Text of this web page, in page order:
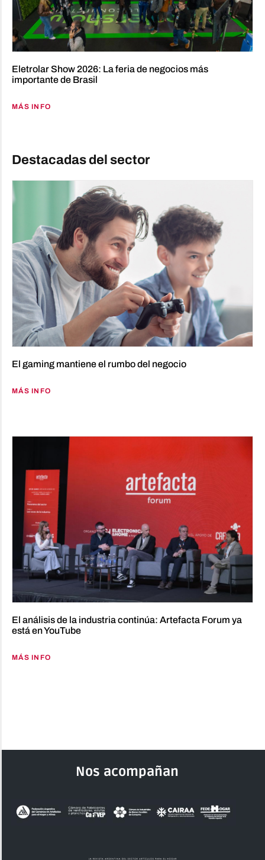
Eletrolar Show 2026: La feria de negocios más
importante de Brasil
MÁS INFO
Destacadas del sector
El gaming mantiene el rumbo del negocio
MÁS INFO
El análisis de la industria continúa: Artefacta Forum ya
está en YouTube
MÁS INFO
Nos acompañan